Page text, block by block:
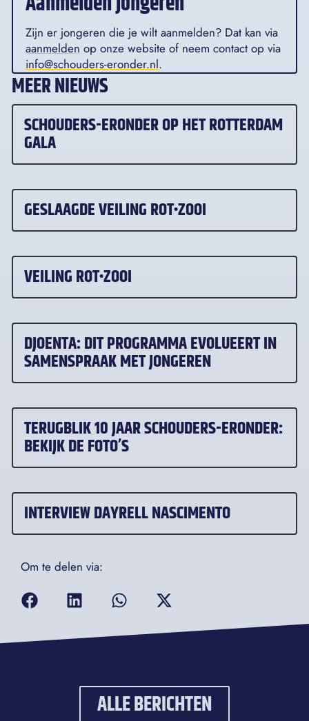
Zijn er jongeren die je wilt aanmelden? Dat kan via
aanmelden op onze website of neem contact op via
info@schouders-eronder.nl.
MEER NIEUWS
SCHOUDERS-ERONDER OP HET ROTTERDAM
GALA
GESLAAGDE VEILING ROT•ZOOI
VEILING ROT•ZOOI
DJOENTA: DIT PROGRAMMA EVOLUEERT IN
SAMENSPRAAK MET JONGEREN
TERUGBLIK 10 JAAR SCHOUDERS-ERONDER:
BEKIJK DE FOTO’S
INTERVIEW DAYRELL NASCIMENTO
Om te delen via:
ALLE BERICHTEN